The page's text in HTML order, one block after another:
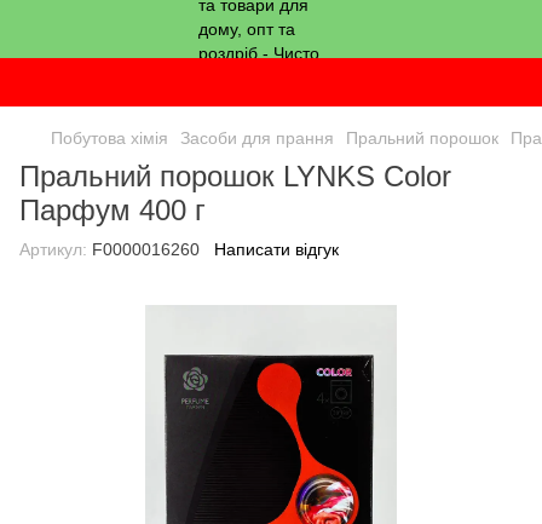
Побутова хімія Засоби для прання Пральний порошок
Пральний порошок LYNKS Color
Парфум 400 г
Артикул: F0000016260 Написати відгук